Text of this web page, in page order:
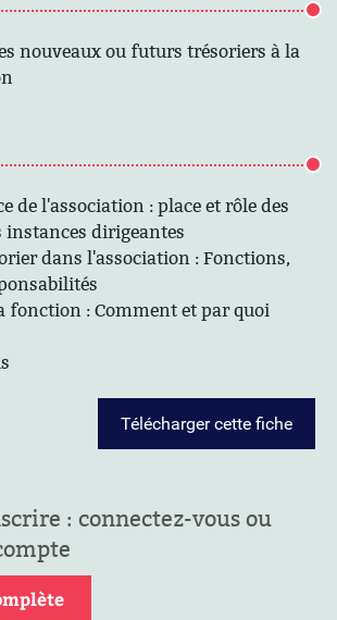
nouveaux ou futurs trésoriers à la
de l'association : place et rôle des
instances dirigeantes
dans l'association : Fonctions,
fonction : Comment et par quoi
Télécharger cette fiche
: connectez-vous ou